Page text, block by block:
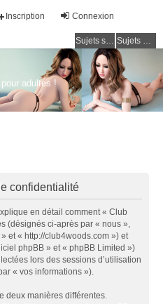
Connexion
Inscription
Sujets sans réponse Sujets actifs
adultes !
confidentialité
en détail comment « Club
(désignés ci-après par « nous »,
et « http://club4woods.com ») et
phpBB » et « phpBB Limited »)
lors des sessions d’utilisation
« vos informations »).
deux manières différentes.